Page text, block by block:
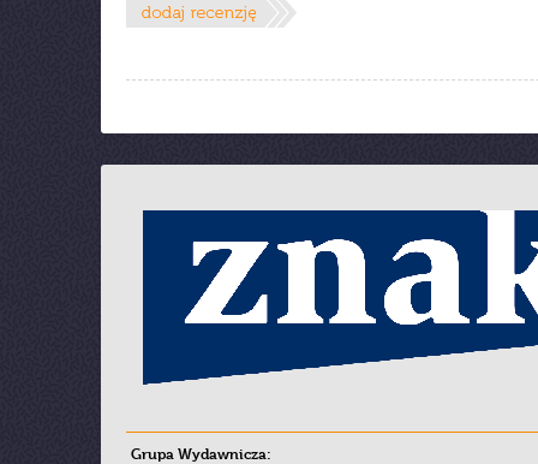
Grupa Wydawnicza: